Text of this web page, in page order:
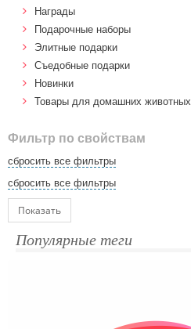
Награды
Подарочные наборы
Элитные подарки
Cъедобные подарки
Новинки
Товары для домашних животных
Фильтр по свойствам
сбросить все фильтры
сбросить все фильтры
Показать
Популярные теги